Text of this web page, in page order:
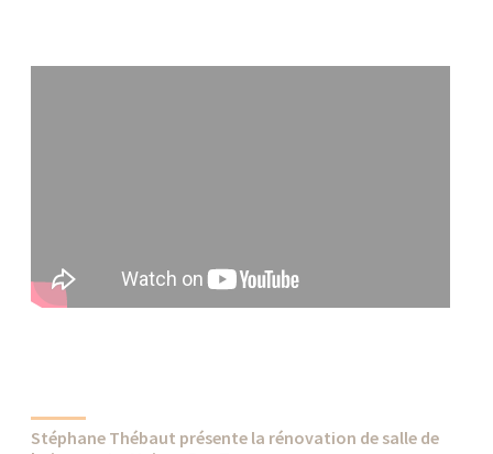
Stéphane Thébaut présente la rénovation de salle de